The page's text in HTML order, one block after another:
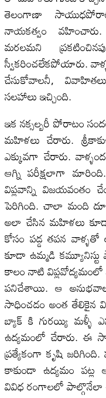
తెలంగాణా
నాయకత్వం
మరలమని
స్వీకరించలేకపోయారు.
చేసుకోవాలనీ,
సలహాలు ఇచ్చింది.
ఇక నక్సల్బరీ పోరాటం
మహిళలు చేరారు.
ఎక్కువగా చేరారు.
ఆగ్ని పరీక్షలాగా మారింది.
విప్లవాన్ని
పెరిగింది. చాలా మంది
అలా చేసిన మహిళలు
కోసం పడ్డ తపన
కూడా ఉమ్మడి
కాలం నాటి
పనిచేశాయి. ఆ
సాధించడం అంత తేలికైన
బ్యాక్ కి గురయ్యి మళ్ళీ
ఉద్యమంలో చేరారు. ఈ
ప్రత్యేకంగా కృషి
కాకుండా ఉద్యమం
వివిధ రంగాలలో పాల్గొనేలా